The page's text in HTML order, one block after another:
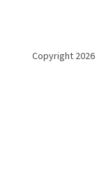
Copyright 2026